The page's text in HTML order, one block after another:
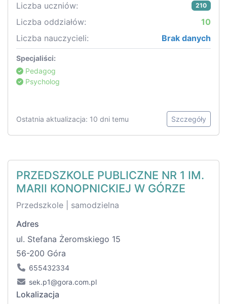
Liczba uczniów: 210
Liczba oddziałów:
10
Liczba nauczycieli:
Brak danych
Specjaliści:
Pedagog
Psycholog
Ostatnia aktualizacja: 10 dni temu Szczegóły
PRZEDSZKOLE PUBLICZNE NR 1 IM.
MARII KONOPNICKIEJ W GÓRZE
Przedszkole | samodzielna
Adres
ul. Stefana Żeromskiego 15
56-200 Góra
655432334
sek.p1@gora.com.pl
Lokalizacja